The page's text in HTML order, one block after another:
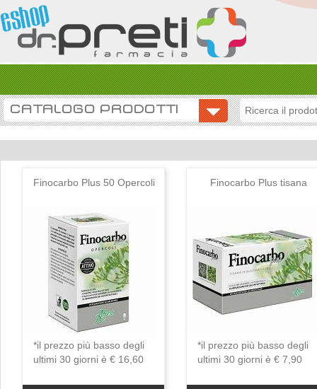
CATALOGO PRODOTTI
Finocarbo Plus 50 Opercoli
*il prezzo più basso degli
ultimi 30 giorni è € 16,60
Finocarbo Plus tisana
*il prezzo più basso degli
ultimi 30 giorni è € 7,90